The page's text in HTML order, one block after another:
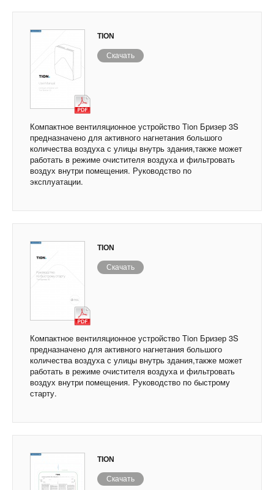
TION
Скачать
Компактное вентиляционное устройство Tion Бризер 3S
предназначено для активного нагнетания большого
количества воздуха с улицы внутрь здания,также может
работать в режиме очистителя воздуха и фильтровать
воздух внутри помещения. Руководство по
эксплуатации.
TION
Скачать
Компактное вентиляционное устройство Tion Бризер 3S
предназначено для активного нагнетания большого
количества воздуха с улицы внутрь здания,также может
работать в режиме очистителя воздуха и фильтровать
воздух внутри помещения. Руководство по быстрому
старту.
TION
Скачать